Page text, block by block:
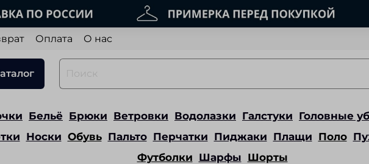
Оплата О нас
Бельё Брюки Ветровки Водолазки Галстуки Головные
Носки Обувь Пальто Перчатки Пиджаки Плащи Поло
Футболки Шарфы Шорты